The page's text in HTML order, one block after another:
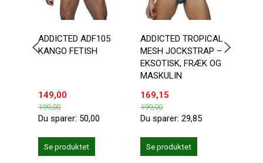
ADDICTED ADF105
KANGO FETISH
149,00
199,00
Du sparer: 50,00
Se produktet
ADDICTED TROPICAL
MESH JOCKSTRAP –
EKSOTISK, FRÆK OG
MASKULIN
169,15
199,00
Du sparer: 29,85
Se produktet